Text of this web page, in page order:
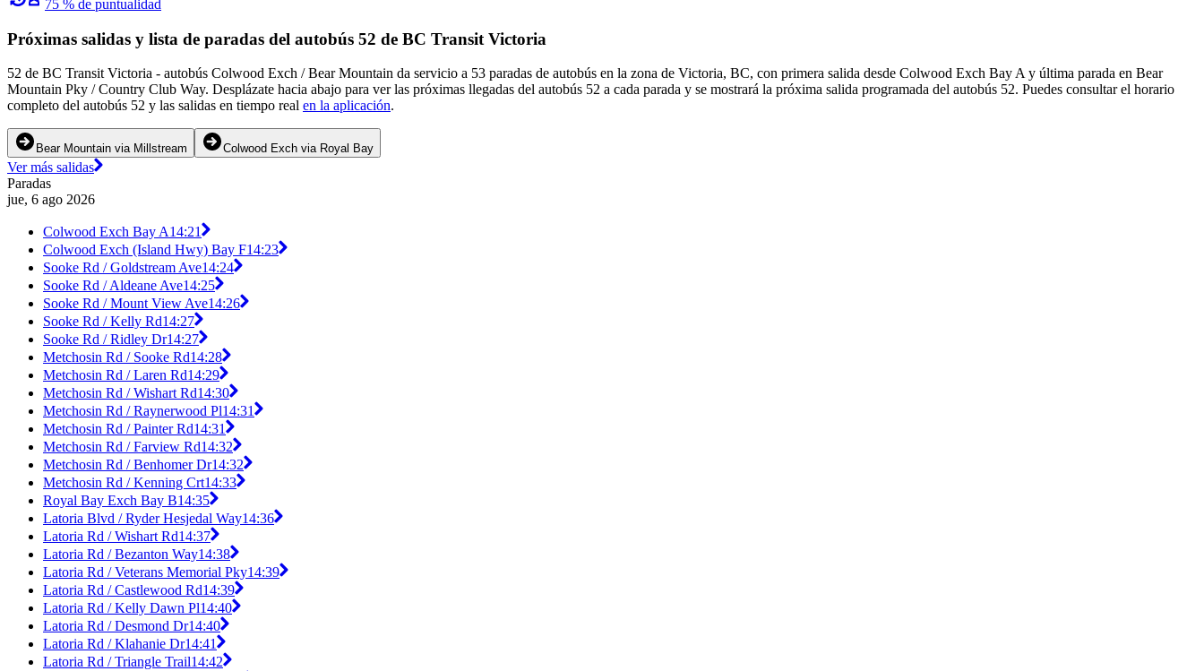
75 % de puntualidad
Próximas salidas y lista de paradas del autobús 52 de BC Transit Victoria
52 de BC Transit Victoria - autobús Colwood Exch / Bear Mountain da servicio a 53 paradas de autobús en la zona de Victoria, BC, con primera salida desde Colwood Exch Bay A y última parada en Bear
Mountain Pky / Country Club Way. Desplázate hacia abajo para ver las próximas llegadas del autobús 52 a cada parada y se mostrará la próxima salida programada del autobús 52. Puedes consultar el horario
completo del autobús 52 y las salidas en tiempo real en la aplicación.
Bear Mountain via Millstream Colwood Exch via Royal Bay
Ver más salidas
Paradas
jue, 6 ago 2026
Colwood Exch Bay A14:21
Colwood Exch (Island Hwy) Bay F14:23
Sooke Rd / Goldstream Ave14:24
Sooke Rd / Aldeane Ave14:25
Sooke Rd / Mount View Ave14:26
Sooke Rd / Kelly Rd14:27
Sooke Rd / Ridley Dr14:27
Metchosin Rd / Sooke Rd14:28
Metchosin Rd / Laren Rd14:29
Metchosin Rd / Wishart Rd14:30
Metchosin Rd / Raynerwood Pl14:31
Metchosin Rd / Painter Rd14:31
Metchosin Rd / Farview Rd14:32
Metchosin Rd / Benhomer Dr14:32
Metchosin Rd / Kenning Crt14:33
Royal Bay Exch Bay B14:35
Latoria Blvd / Ryder Hesjedal Way14:36
Latoria Rd / Wishart Rd14:37
Latoria Rd / Bezanton Way14:38
Latoria Rd / Veterans Memorial Pky14:39
Latoria Rd / Castlewood Rd14:39
Latoria Rd / Kelly Dawn Pl14:40
Latoria Rd / Desmond Dr14:40
Latoria Rd / Klahanie Dr14:41
Latoria Rd / Triangle Trail14:42